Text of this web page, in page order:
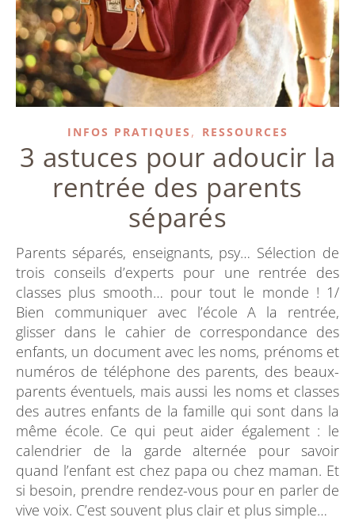
INFOS PRATIQUES , RESSOURCES
3 astuces pour adoucir la
rentrée des parents
séparés
Parents séparés, enseignants, psy… Sélection de
trois conseils d’experts pour une rentrée des
classes plus smooth… pour tout le monde ! 1/
Bien communiquer avec l’école A la rentrée,
glisser dans le cahier de correspondance des
enfants, un document avec les noms, prénoms et
numéros de téléphone des parents, des beaux-
parents éventuels, mais aussi les noms et classes
des autres enfants de la famille qui sont dans la
même école. Ce qui peut aider également : le
calendrier de la garde alternée pour savoir
quand l’enfant est chez papa ou chez maman. Et
si besoin, prendre rendez-vous pour en parler de
vive voix. C’est souvent plus clair et plus simple…